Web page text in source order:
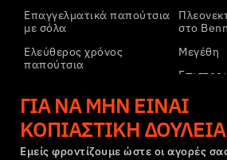
Επαγγελματικά παπούτσια
με σόλα
Ελεύθερος χρόνος
παπούτσια
παπούτσια αστραγάλου
Παντελόνια
Φούτερ
στο
Μεγέθη
ΓΙΑ ΝΑ ΜΗΝ ΕΊΝΑΙ
ΚΟΠΙΑΣΤΙΚΉ ΔΟΥΛΕΙΆ
Εμείς φροντίζουμε ώστε οι αγορές